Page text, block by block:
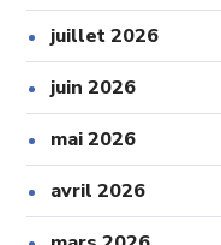
juillet 2026
juin 2026
mai 2026
avril 2026